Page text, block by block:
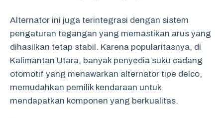
Alternator ini juga terintegrasi dengan sistem
pengaturan tegangan yang memastikan arus yang
dihasilkan tetap stabil. Karena popularitasnya, di
Kalimantan Utara, banyak penyedia suku cadang
otomotif yang menawarkan alternator tipe delco,
memudahkan pemilik kendaraan untuk
mendapatkan komponen yang berkualitas.